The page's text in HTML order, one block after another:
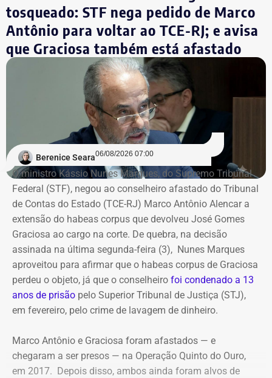
pactuado na delação, o acordo será rescindido.
O MPRJ recorreu para aumentar as penas para garantir que,
caso o acordo de colaboração seja rescindido, os condenados
cumpram a punição prevista originalmente. Dessa forma, o
delator terá que cumprir a pena normal, sem os benefícios da
O crime
O crime foi cometido em 14 de março de 2018. Nesse dia,
Marielle participou de um compromisso na Casa das Pretas,
na Lapa, centro da cidade. Quando o encontro terminou, a
vereadora saiu com a assessora Fernanda Chaves, em carro
dirigido pelo motorista Anderson. Quando passavam pelo
bairro do Estácio, na Zona Norte, foram atingidos por treze
disparos. Apenas Fernanda sobreviveu.
Ronnie Lessa e Élcio Queiroz estão presos desde 12 de março
de 2019. Lessa está no Complexo Penitenciário da Papuda,
em Brasília, e Queiroz, na Penitenciária Federal de Brasília.
Com informações da colunista Vera Araújo, do Jornal “O
Globo”.
Entre as ocupações com maior número de trabalhadores
estão camareira e arrumadeira de hotel, que concentram
15,8% das vagas, seguidas por garçons e garçonetes
(8,78%) e recepcionistas de hotel (8,56%).
Com informações do colunista Ancelmo Gois, do Jornal
tosqueado: STF nega pedido de Marco
Antônio para voltar ao TCE-RJ; e avisa
que Graciosa também está afastado
Berenice Seara06/08/2026 07:00
O ministro Kássio Nunes Marques, do Supremo Tribunal
Federal (STF), negou ao conselheiro afastado do Tribunal
de Contas do Estado (TCE-RJ) Marco Antônio Alencar a
extensão do habeas corpus que devolveu José Gomes
Graciosa ao cargo na corte. De quebra, na decisão
assinada na última segunda-feira (3), Nunes Marques
aproveitou para afirmar que o habeas corpus de Graciosa
perdeu o objeto, já que o conselheiro foi condenado a 13
anos de prisão pelo Superior Tribunal de Justiça (STJ),
em fevereiro, pelo crime de lavagem de dinheiro.
Marco Antônio e Graciosa foram afastados — e
chegaram a ser presos — na Operação Quinto do Ouro,
em 2017. Depois disso, ambos ainda foram alvos de